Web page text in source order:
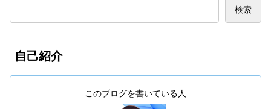
検索
自己紹介
このブログを書いている人